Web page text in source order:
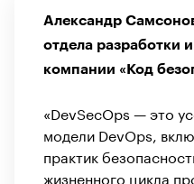
Александр
отдела разработки
компании «Код
«DevSecOps — это
модели DevOps,
практик
жизненного цикла